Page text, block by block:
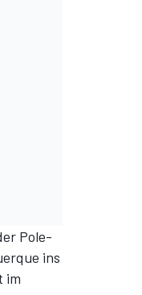
Pole-
ins
im